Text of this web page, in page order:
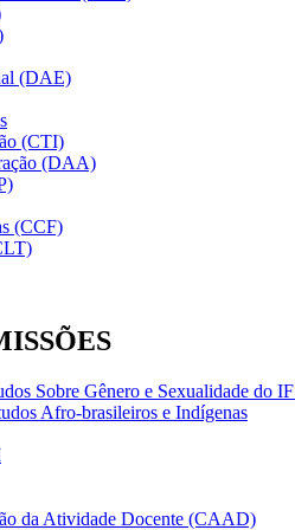
(DAE)
(CTI)
(DAA)
(CCF)
Sobre Gênero e Sexualidade do
Afro-brasileiros e Indígenas
da Atividade Docente (CAAD)